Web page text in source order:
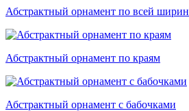
Абстрактный орнамент по всей
Абстрактный орнамент по краям
Абстрактный орнамент с бабочками